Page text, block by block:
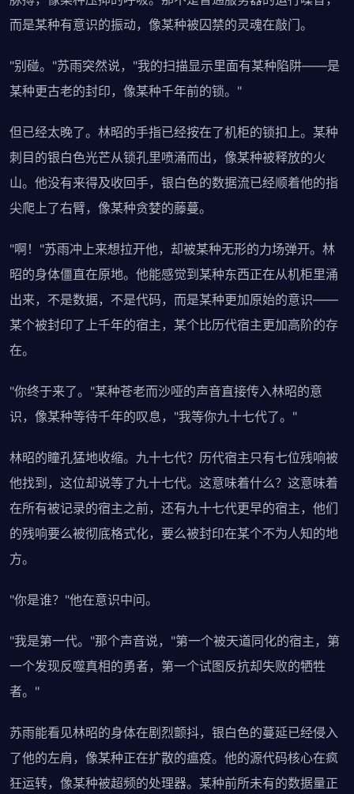
而是某种有意识的振动，像某种被囚禁的灵魂在敲门。
"别碰。"苏雨突然说，"我的扫描显示里面有某种陷阱——是
某种更古老的封印，像某种千年前的锁。"
但已经太晚了。林昭的手指已经按在了机柜的锁扣上。某种
刺目的银白色光芒从锁孔里喷涌而出，像某种被释放的火
山。他没有来得及收回手，银白色的数据流已经顺着他的指
尖爬上了右臂，像某种贪婪的藤蔓。
"啊！"苏雨冲上来想拉开他，却被某种无形的力场弹开。林
昭的身体僵直在原地。他能感觉到某种东西正在从机柜里涌
出来，不是数据，不是代码，而是某种更加原始的意识——
某个被封印了上千年的宿主，某个比历代宿主更加高阶的存
在。
"你终于来了。"某种苍老而沙哑的声音直接传入林昭的意
识，像某种等待千年的叹息，"我等你九十七代了。"
林昭的瞳孔猛地收缩。九十七代？历代宿主只有七位残响被
他找到，这位却说等了九十七代。这意味着什么？这意味着
在所有被记录的宿主之前，还有九十七代更早的宿主，他们
的残响要么被彻底格式化，要么被封印在某个不为人知的地
方。
"你是谁？"他在意识中问。
"我是第一代。"那个声音说，"第一个被天道同化的宿主，第
一个发现反噬真相的勇者，第一个试图反抗却失败的牺牲
者。"
苏雨能看见林昭的身体在剧烈颤抖，银白色的蔓延已经侵入
了他的左肩，像某种正在扩散的瘟疫。他的源代码核心在疯
狂运转，像某种被超频的处理器。某种前所未有的数据量正